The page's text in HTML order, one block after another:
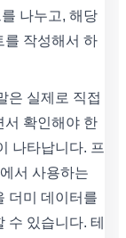
나누고, 해당
를 작성해서 하
은 실제로 직접
서 확인해야 한
나타납니다. 프
서 사용하는
더미 데이터를
수 있습니다. 테